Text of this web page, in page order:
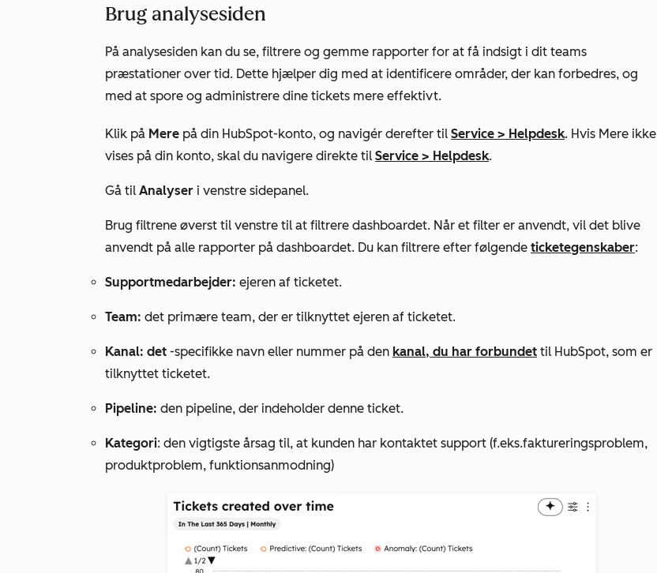
Brug analysesiden
På analysesiden kan du se, filtrere og gemme rapporter for at få indsigt i dit teams
præstationer over tid. Dette hjælper dig med at identificere områder, der kan forbedres, og
med at spore og administrere dine tickets mere effektivt.
Klik på Mere på din HubSpot-konto, og navigér derefter til Service > Helpdesk. Hvis Mere ikke
vises på din konto, skal du navigere direkte til Service > Helpdesk.
Gå til Analyser i venstre sidepanel.
Brug filtrene øverst til venstre til at filtrere dashboardet. Når et filter er anvendt, vil det blive
anvendt på alle rapporter på dashboardet. Du kan filtrere efter følgende ticketegenskaber:
Supportmedarbejder: ejeren af ticketet.
Team: det primære team, der er tilknyttet ejeren af ticketet.
Kanal: det -specifikke navn eller nummer på den kanal, du har forbundet til HubSpot, som er
tilknyttet ticketet.
Pipeline: den pipeline, der indeholder denne ticket.
Kategori: den vigtigste årsag til, at kunden har kontaktet support (f.eks.faktureringsproblem,
produktproblem, funktionsanmodning)